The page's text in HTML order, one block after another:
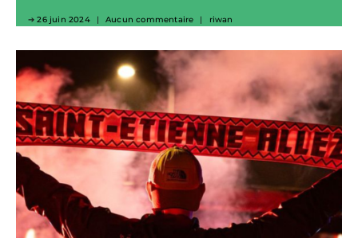
26 juin 2024 Aucun commentaire riwan